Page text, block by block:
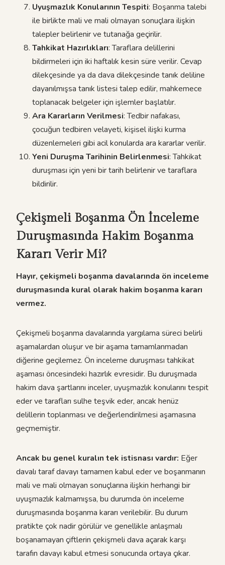
Uyuşmazlık Konularının Tespiti: Boşanma talebi
ile birlikte mali ve mali olmayan sonuçlara ilişkin
talepler belirlenir ve tutanağa geçirilir.
Tahkikat Hazırlıkları: Taraflara delillerini
bildirmeleri için iki haftalık kesin süre verilir. Cevap
dilekçesinde ya da dava dilekçesinde tanık deliline
dayanılmışsa tanık listesi talep edilir, mahkemece
toplanacak belgeler için işlemler başlatılır.
Ara Kararların Verilmesi: Tedbir nafakası,
çocuğun tedbiren velayeti, kişisel ilişki kurma
düzenlemeleri gibi acil konularda ara kararlar verilir.
Yeni Duruşma Tarihinin Belirlenmesi: Tahkikat
duruşması için yeni bir tarih belirlenir ve taraflara
bildirilir.
Çekişmeli Boşanma Ön İnceleme
Duruşmasında Hakim Boşanma
Kararı Verir Mi?
Hayır, çekişmeli boşanma davalarında ön inceleme
duruşmasında kural olarak hakim boşanma kararı
vermez.
Çekişmeli boşanma davalarında yargılama süreci belirli
aşamalardan oluşur ve bir aşama tamamlanmadan
diğerine geçilemez. Ön inceleme duruşması tahkikat
aşaması öncesindeki hazırlık evresidir. Bu duruşmada
hakim dava şartlarını inceler, uyuşmazlık konularını tespit
eder ve tarafları sulhe teşvik eder, ancak henüz
delillerin toplanması ve değerlendirilmesi aşamasına
geçmemiştir.
Ancak bu genel kuralın tek istisnası vardır: Eğer
davalı taraf davayı tamamen kabul eder ve boşanmanın
mali ve mali olmayan sonuçlarına ilişkin herhangi bir
uyuşmazlık kalmamışsa, bu durumda ön inceleme
duruşmasında boşanma kararı verilebilir. Bu durum
pratikte çok nadir görülür ve genellikle anlaşmalı
boşanamayan çiftlerin çekişmeli dava açarak karşı
tarafın davayı kabul etmesi sonucunda ortaya çıkar.